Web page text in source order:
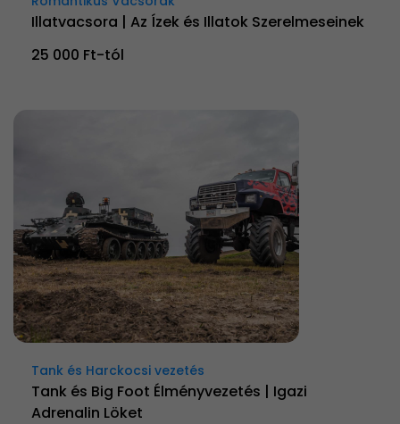
Illatvacsora | Az Ízek és Illatok Szerelmeseinek
25 000 Ft-tól
Tank és Harckocsi vezetés
Tank és Big Foot Élményvezetés | Igazi
Adrenalin Löket